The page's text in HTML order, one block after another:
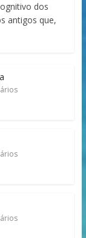
dos
antigos que,